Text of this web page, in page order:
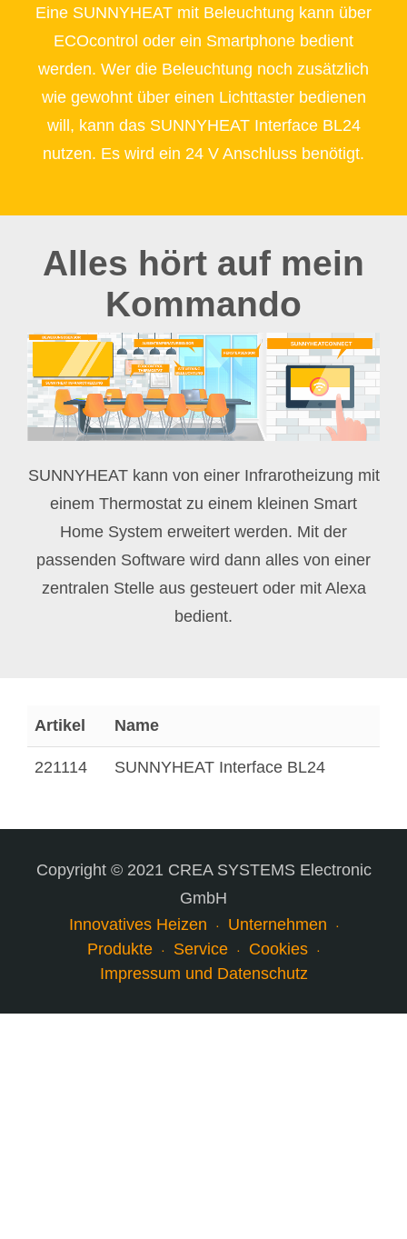
Eine SUNNYHEAT mit Beleuchtung kann über
ECOcontrol oder ein Smartphone bedient
werden. Wer die Beleuchtung noch zusätzlich
wie gewohnt über einen Lichttaster bedienen
will, kann das SUNNYHEAT Interface BL24
nutzen. Es wird ein 24 V Anschluss benötigt.
Alles hört auf mein
Kommando
SUNNYHEAT kann von einer Infrarotheizung mit
einem Thermostat zu einem kleinen Smart
Home System erweitert werden. Mit der
passenden Software wird dann alles von einer
zentralen Stelle aus gesteuert oder mit Alexa
bedient.
Artikel Name
221114 SUNNYHEAT Interface BL24
Copyright © 2021 CREA SYSTEMS Electronic
GmbH
Innovatives Heizen
Unternehmen
Produkte
Service
Cookies
Impressum und Datenschutz